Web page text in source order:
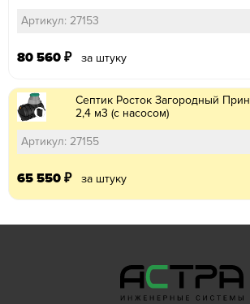
Артикул: 27153
80 560 ₽ за штуку
Септик Росток Загородный
2,4 м3 (с насосом)
Артикул: 27155
65 550 ₽ за штуку